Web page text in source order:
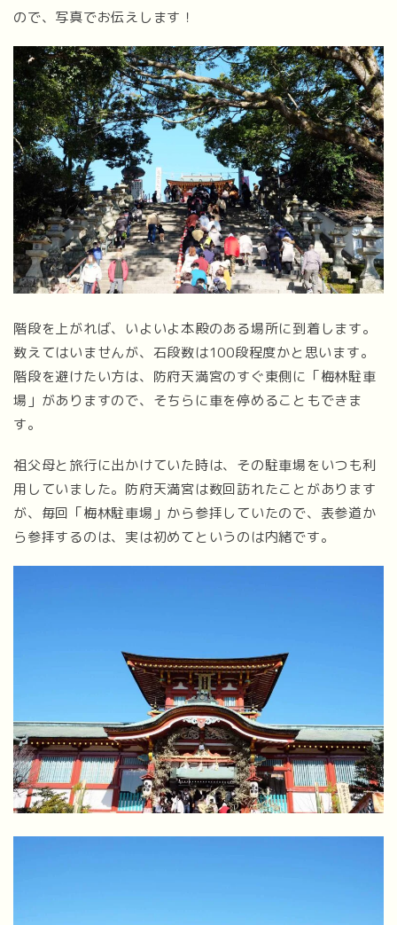
ので、写真でお伝えします！
階段を上がれば、いよいよ本殿のある場所に到着します。
数えてはいませんが、石段数は100段程度かと思います。
階段を避けたい方は、防府天満宮のすぐ東側に「梅林駐車
場」がありますので、そちらに車を停めることもできま
す。
祖父母と旅行に出かけていた時は、その駐車場をいつも利
用していました。防府天満宮は数回訪れたことがあります
が、毎回「梅林駐車場」から参拝していたので、表参道か
ら参拝するのは、実は初めてというのは内緒です。